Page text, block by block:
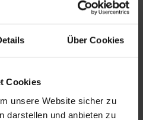
Über Cookies
Cookies
unsere Website sicher zu
darstellen und anbieten zu
zur Vermeidung von
Freiherr von